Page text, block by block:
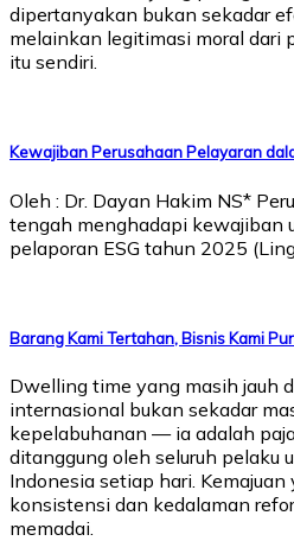
dipertanyakan bukan sekadar
melainkan legitimasi moral dari
itu sendiri.
Kewajiban Perusahaan Pelayaran
Oleh : Dr. Dayan Hakim NS*
tengah menghadapi kewajiban
pelaporan ESG tahun 2025
Barang Kami Tertahan, Bisnis Kami
Dwelling time yang masih jauh
internasional bukan sekadar
kepelabuhanan — ia adalah
ditanggung oleh seluruh pelaku
Indonesia setiap hari.
konsistensi dan kedalaman
memadai.